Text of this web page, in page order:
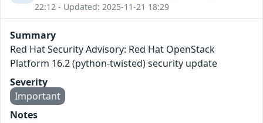
22:12 - Updated: 2025-11-21 18:29
Summary
Red Hat Security Advisory: Red Hat OpenStack
Platform 16.2 (python-twisted) security update
Severity
Important
Notes